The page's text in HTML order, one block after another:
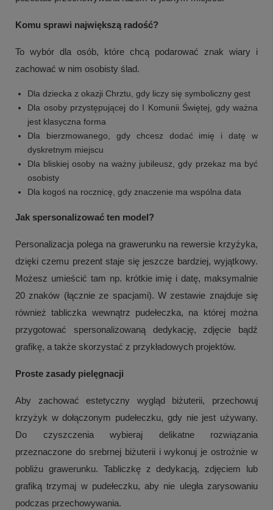
+3
Zobacz więcej
Komu sprawi największą radość?
To wybór dla osób, które chcą podarować znak wiary i
zachować w nim osobisty ślad.
Dla dziecka z okazji Chrztu, gdy liczy się symboliczny gest
Dla osoby przystępującej do I Komunii Świętej, gdy ważna
jest klasyczna forma
Dla bierzmowanego, gdy chcesz dodać imię i datę w
dyskretnym miejscu
Dla bliskiej osoby na ważny jubileusz, gdy przekaz ma być
osobisty
Dla kogoś na rocznicę, gdy znaczenie ma wspólna data
Jak spersonalizować ten model?
Personalizacja polega na grawerunku na rewersie krzyżyka,
dzięki czemu prezent staje się jeszcze bardziej, wyjątkowy.
Możesz umieścić tam np. krótkie imię i datę, maksymalnie
20 znaków (łącznie ze spacjami). W zestawie znajduje się
również tabliczka wewnątrz pudełeczka, na której można
przygotować spersonalizowaną dedykację, zdjęcie bądź
grafikę, a także skorzystać z przykładowych projektów.
Proste zasady pielęgnacji
Aby zachować estetyczny wygląd biżuterii, przechowuj
krzyżyk w dołączonym pudełeczku, gdy nie jest używany.
Do czyszczenia wybieraj delikatne rozwiązania
przeznaczone do srebrnej biżuterii i wykonuj je ostrożnie w
pobliżu grawerunku. Tabliczkę z dedykacją, zdjęciem lub
grafiką trzymaj w pudełeczku, aby nie uległa zarysowaniu
podczas przechowywania.